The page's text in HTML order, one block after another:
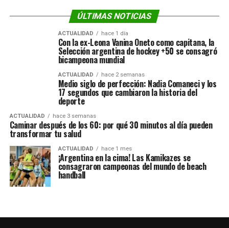
ÚLTIMAS NOTICIAS
ACTUALIDAD hace 1 día
Con la ex-Leona Vanina Oneto como capitana, la
Selección argentina de hockey +50 se consagró
bicampeona mundial
ACTUALIDAD hace 2 semanas
Medio siglo de perfección: Nadia Comaneci y los
17 segundos que cambiaron la historia del
deporte
ACTUALIDAD hace 3 semanas
Caminar después de los 60: por qué 30 minutos al día pueden
transformar tu salud
ACTUALIDAD hace 1 mes
¡Argentina en la cima! Las Kamikazes se
consagraron campeonas del mundo de beach
handball